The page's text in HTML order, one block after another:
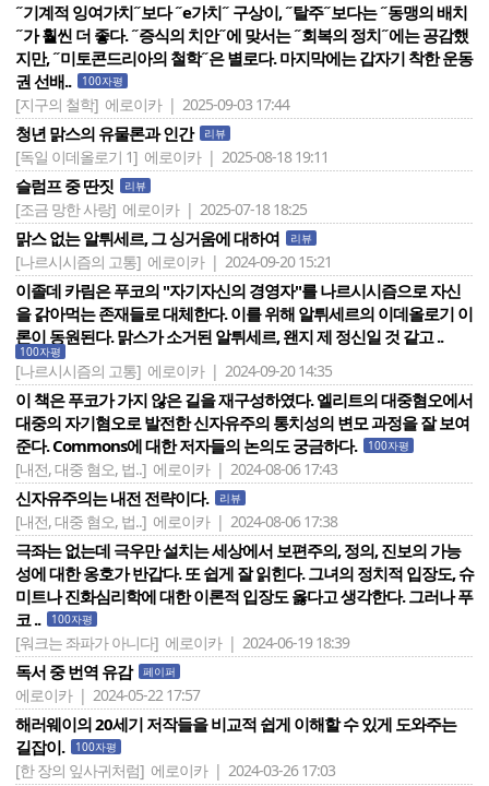
˝기계적 잉여가치˝보다 ˝e가치˝ 구상이, ˝탈주˝보다는 ˝동맹의 배치
˝가 훨씬 더 좋다. ˝증식의 치안˝에 맞서는 ˝회복의 정치˝에는 공감했
지만, ˝미토콘드리아의 철학˝은 별로다. 마지막에는 갑자기 착한 운동
권 선배..
100자평
[지구의 철학] 에로이카 | 2025-09-03 17:44
청년 맑스의 유물론과 인간 리뷰
[독일 이데올로기 1] 에로이카 | 2025-08-18 19:11
슬럼프 중 딴짓 리뷰
[조금 망한 사랑] 에로이카 | 2025-07-18 18:25
맑스 없는 알튀세르, 그 싱거움에 대하여 리뷰
[나르시시즘의 고통] 에로이카 | 2024-09-20 15:21
이졸데 카림은 푸코의 "자기자신의 경영자"를 나르시시즘으로 자신
을 갉아먹는 존재들로 대체한다. 이를 위해 알튀세르의 이데올로기 이
론이 동원된다. 맑스가 소거된 알튀세르, 왠지 제 정신일 것 같고 ..
100자평
[나르시시즘의 고통] 에로이카 | 2024-09-20 14:35
이 책은 푸코가 가지 않은 길을 재구성하였다. 엘리트의 대중혐오에서
대중의 자기혐오로 발전한 신자유주의 통치성의 변모 과정을 잘 보여
준다. Commons에 대한 저자들의 논의도 궁금하다.
100자평
[내전, 대중 혐오, 법..] 에로이카 | 2024-08-06 17:43
신자유주의는 내전 전략이다. 리뷰
[내전, 대중 혐오, 법..] 에로이카 | 2024-08-06 17:38
극좌는 없는데 극우만 설치는 세상에서 보편주의, 정의, 진보의 가능
성에 대한 옹호가 반갑다. 또 쉽게 잘 읽힌다. 그녀의 정치적 입장도, 슈
미트나 진화심리학에 대한 이론적 입장도 옳다고 생각한다. 그러나 푸
코 ..
100자평
[워크는 좌파가 아니다] 에로이카 | 2024-06-19 18:39
독서 중 번역 유감 페이퍼
에로이카 | 2024-05-22 17:57
해러웨이의 20세기 저작들을 비교적 쉽게 이해할 수 있게 도와주는
길잡이.
100자평
[한 장의 잎사귀처럼] 에로이카 | 2024-03-26 17:03